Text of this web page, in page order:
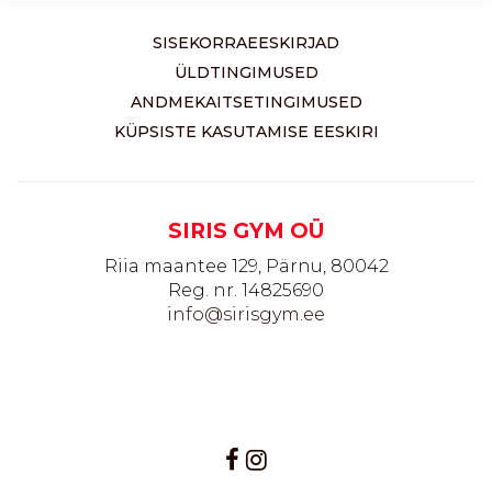
SISEKORRAEESKIRJAD
ÜLDTINGIMUSED
ANDMEKAITSETINGIMUSED
KÜPSISTE KASUTAMISE EESKIRI
SIRIS GYM OÜ
Riia maantee 129, Pärnu, 80042
Reg. nr. 14825690
info@sirisgym.ee